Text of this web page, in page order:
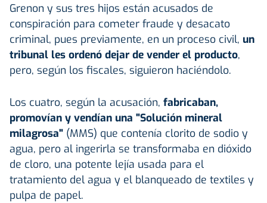
Grenon y sus tres hijos están acusados de
conspiración para cometer fraude y desacato
criminal, pues previamente, en un proceso civil, un
tribunal les ordenó dejar de vender el producto,
pero, según los fiscales, siguieron haciéndolo.
Los cuatro, según la acusación, fabricaban,
promovían y vendían una "Solución mineral
milagrosa" (MMS) que contenía clorito de sodio y
agua, pero al ingerirla se transformaba en dióxido
de cloro, una potente lejía usada para el
tratamiento del agua y el blanqueado de textiles y
pulpa de papel.